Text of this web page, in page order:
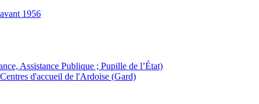
1956
Assistance Publique ; Pupille de l’État)
d'accueil de l'Ardoise (Gard)